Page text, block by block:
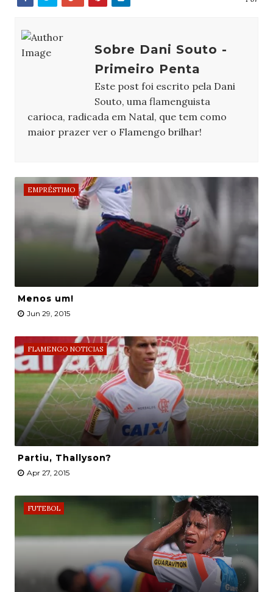
Sobre Dani Souto -
Primeiro Penta
Este post foi escrito pela Dani
Souto, uma flamenguista
carioca, radicada em Natal, que tem como
maior prazer ver o Flamengo brilhar!
EMPRÉSTIMO
Menos um!
Jun 29, 2015
FLAMENGO NOTICIAS
Partiu, Thallyson?
Apr 27, 2015
FUTEBOL